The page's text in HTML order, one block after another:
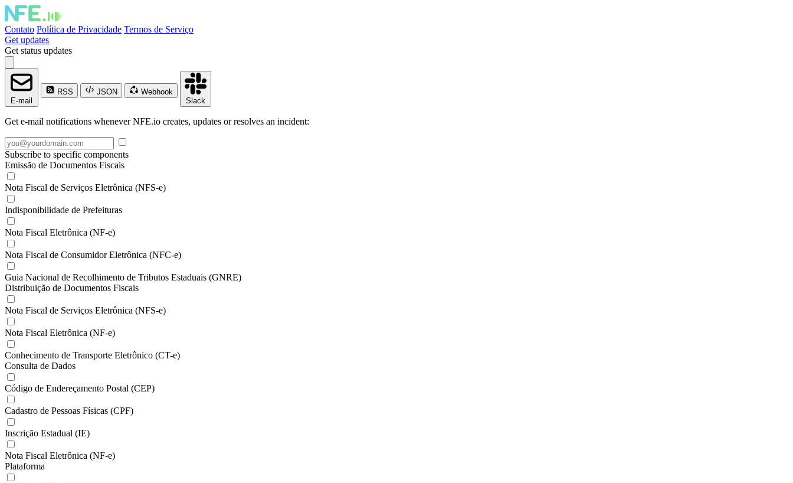
Contato Política de Privacidade Termos de Serviço
Get updates
Get status updates
E-mail
RSS JSON
Webhook
Slack
Get e-mail notifications whenever NFE.io creates, updates or resolves an incident:
Subscribe to specific components
Emissão de Documentos Fiscais
Nota Fiscal de Serviços Eletrônica (NFS-e)
Indisponibilidade de Prefeituras
Nota Fiscal Eletrônica (NF-e)
Nota Fiscal de Consumidor Eletrônica (NFC-e)
Guia Nacional de Recolhimento de Tributos Estaduais (GNRE)
Distribuição de Documentos Fiscais
Nota Fiscal de Serviços Eletrônica (NFS-e)
Nota Fiscal Eletrônica (NF-e)
Conhecimento de Transporte Eletrônico (CT-e)
Consulta de Dados
Código de Endereçamento Postal (CEP)
Cadastro de Pessoas Físicas (CPF)
Inscrição Estadual (IE)
Nota Fiscal Eletrônica (NF-e)
Plataforma